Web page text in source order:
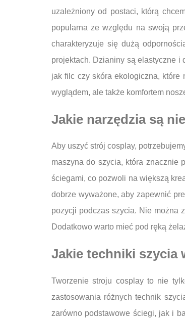
uzależniony od postaci, którą
popularna ze względu na swoją
charakteryzuje się dużą
projektach. Dzianiny są elastyczne i
jak filc czy skóra ekologiczna, które
wyglądem, ale także komfortem
Jakie narzędzia są
Aby uszyć strój cosplay,
maszyna do szycia, która znacznie
ściegami, co pozwoli na większą
dobrze wyważone, aby zapewnić
pozycji podczas szycia. Nie można
Dodatkowo warto mieć pod ręką
Jakie techniki szycia
Tworzenie stroju cosplay to nie
zastosowania różnych technik
zarówno podstawowe ściegi, jak i